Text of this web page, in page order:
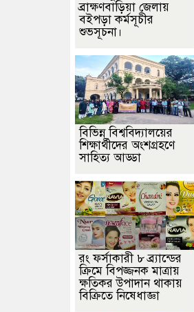
ব্রাক্ষণবাড়িয়া জেলায়
বইপড়া কর্মসূচীর
শুভসূচনা।
বিভিন্ন বিশ্ববিদ্যালয়ের
শিক্ষার্থীদের অংশগ্রহণে
সাহিত্য আড্ডা
রং ফর্সাকারী ৮ ব্র্যান্ডের
ক্রিমে বিপজ্জনক মাত্রায়
ক্ষতিকর উপাদান থাকায়
বিক্রিতে নিষেধাজ্ঞা